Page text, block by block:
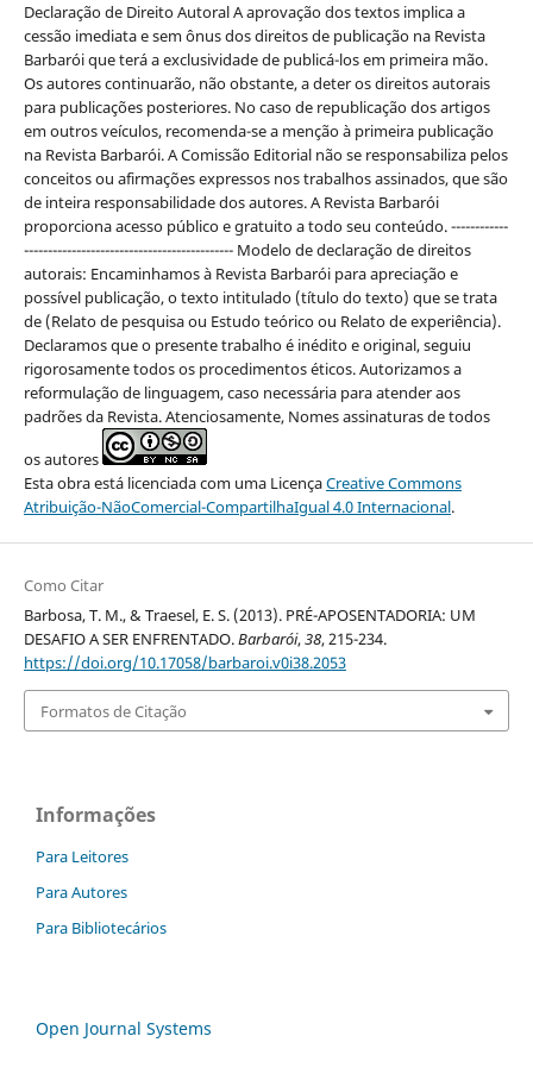
Declaração de Direito Autoral A aprovação dos textos implica a
cessão imediata e sem ônus dos direitos de publicação na Revista
Barbarói que terá a exclusividade de publicá-los em primeira mão.
Os autores continuarão, não obstante, a deter os direitos autorais
para publicações posteriores. No caso de republicação dos artigos
em outros veículos, recomenda-se a menção à primeira publicação
na Revista Barbarói. A Comissão Editorial não se responsabiliza pelos
conceitos ou afirmações expressos nos trabalhos assinados, que são
de inteira responsabilidade dos autores. A Revista Barbarói
proporciona acesso público e gratuito a todo seu conteúdo. ------------
-------------------------------------------- Modelo de declaração de direitos
autorais: Encaminhamos à Revista Barbarói para apreciação e
possível publicação, o texto intitulado (título do texto) que se trata
de (Relato de pesquisa ou Estudo teórico ou Relato de experiência).
Declaramos que o presente trabalho é inédito e original, seguiu
rigorosamente todos os procedimentos éticos. Autorizamos a
reformulação de linguagem, caso necessária para atender aos
padrões da Revista. Atenciosamente, Nomes assinaturas de todos
os autores
Esta obra está licenciada com uma LicençaCreative Commons
Atribuição-NãoComercial-CompartilhaIgual 4.0 Internacional.
Como Citar
Barbosa, T. M., & Traesel, E. S. (2013). PRÉ-APOSENTADORIA: UM
DESAFIO A SER ENFRENTADO.Barbarói,38, 215-234.
https://doi.org/10.17058/barbaroi.v0i38.2053
Formatos de Citação
Informações
Para Leitores
Para Autores
Para Bibliotecários
Open Journal Systems